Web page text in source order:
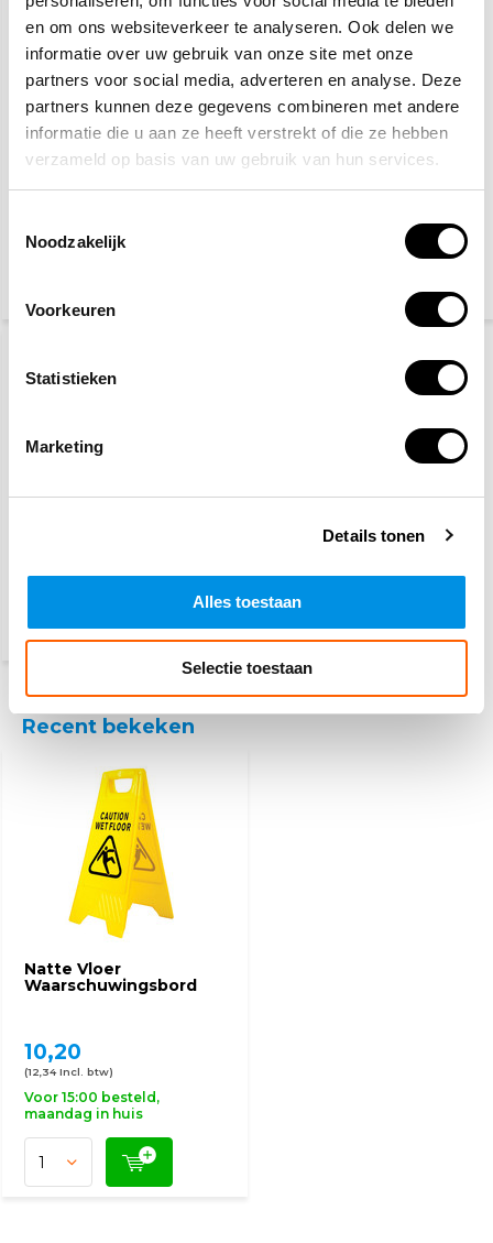
en om ons websiteverkeer te analyseren. Ook delen we
informatie over uw gebruik van onze site met onze
partners voor social media, adverteren en analyse. Deze
partners kunnen deze gegevens combineren met andere
informatie die u aan ze heeft verstrekt of die ze hebben
verzameld op basis van uw gebruik van hun services.
Noodzakelijk
Voorkeuren
Statistieken
Marketing
Details tonen
Alles toestaan
Selectie toestaan
Glad oppervlak
Waarschuwingsbord /
(9,92 Incl. btw)
Recent bekeken
Natte Vloer
Waarschuwingsbord
10,20
(12,34 Incl. btw)
Voor 15:00 besteld,
maandag in huis